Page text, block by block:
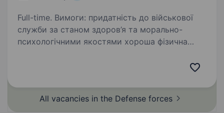
Full-time. Вимоги: придатність до військової
служби за станом здоров’я та морально-
психологічними якостями хороша фізична
All vacancies in the Defense forces